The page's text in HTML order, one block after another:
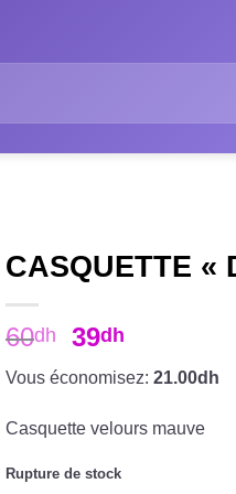
CASQUETTE «
60dh 39dh
Vous économisez: 21.00dh
Casquette velours mauve
Rupture de stock